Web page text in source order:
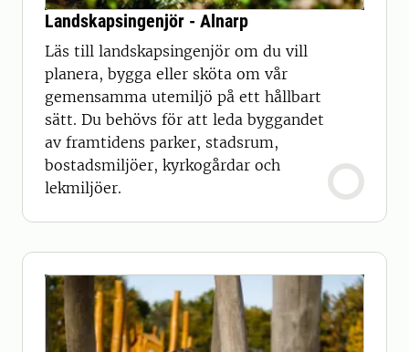
Landskapsingenjör - Alnarp
Läs till landskapsingenjör om du vill
planera, bygga eller sköta om vår
gemensamma utemiljö på ett hållbart
sätt. Du behövs för att leda byggandet
av framtidens parker, stadsrum,
bostadsmiljöer, kyrkogårdar och
lekmiljöer.